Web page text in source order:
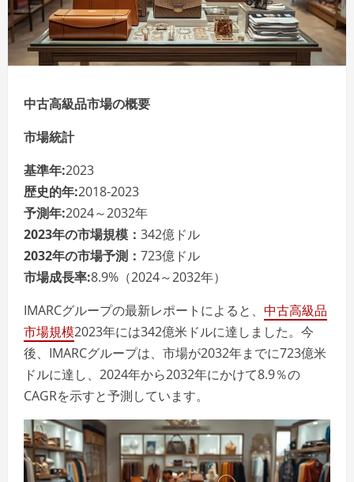
中古高級品市場の概要
市場統計
基準年:2023
歴史的年:2018-2023
予測年:2024～2032年
2023年の市場規模： 342億ドル
2032年の市場予測： 723億ドル
市場成長率:8.9%（2024～2032年）
IMARCグループの最新レポートによると、 中古高級品
市場規模2023年には342億米ドルに達しました。今
後、IMARCグループは、市場が2032年までに723億米
ドルに達し、2024年から2032年にかけて8.9％の
CAGRを示すと予測しています。